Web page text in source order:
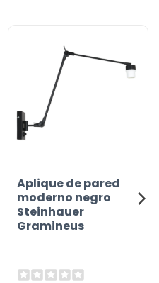
Aplique de pared
moderno negro
Steinhauer
Gramineus